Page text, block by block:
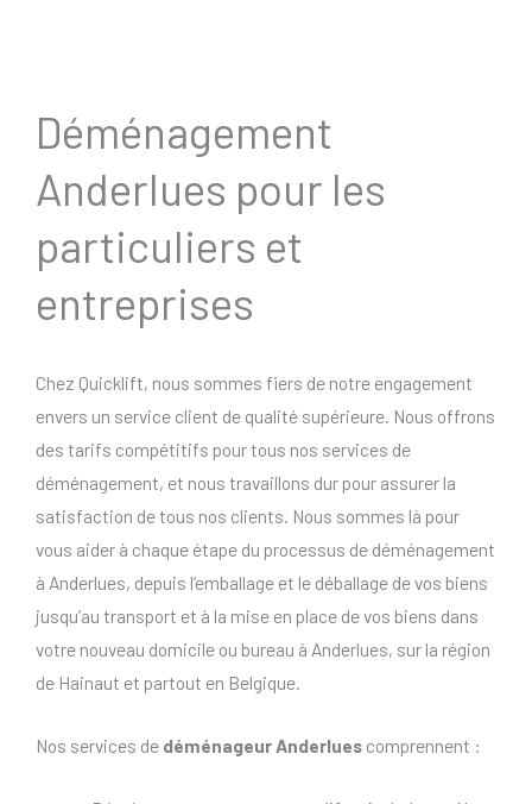
Déménagement
Anderlues pour les
particuliers et
entreprises
Chez Quicklift, nous sommes fiers de notre engagement
envers un service client de qualité supérieure. Nous offrons
des tarifs compétitifs pour tous nos services de
déménagement, et nous travaillons dur pour assurer la
satisfaction de tous nos clients. Nous sommes là pour
vous aider à chaque étape du processus de déménagement
à Anderlues, depuis l’emballage et le déballage de vos biens
jusqu’au transport et à la mise en place de vos biens dans
votre nouveau domicile ou bureau à Anderlues, sur la région
de Hainaut et partout en Belgique.
Nos services de déménageur Anderlues comprennent :